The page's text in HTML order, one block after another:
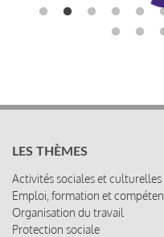
LES THÈMES
Activités sociales et culturelles
Emploi, formation et
Organisation du travail
Protection sociale